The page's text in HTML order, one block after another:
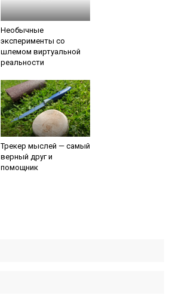
Необычные
эксперименты со
шлемом виртуальной
реальности
Трекер мыслей — самый
верный друг и
помощник